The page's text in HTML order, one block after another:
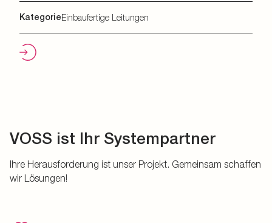
KategorieEinbaufertige Leitungen
VOSS ist Ihr Systempartner
Ihre Herausforderung ist unser Projekt. Gemeinsam schaffen
wir Lösungen!